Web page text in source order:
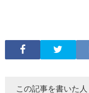
この記事を書いた人